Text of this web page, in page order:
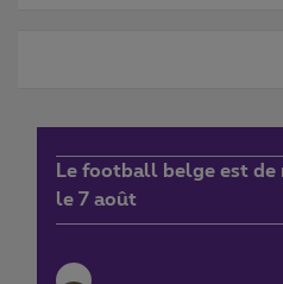
Le football belge est de
le 7 août